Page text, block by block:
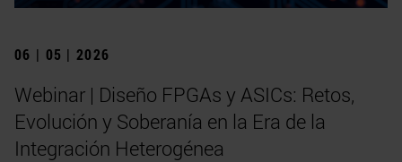
06 | 05 | 2026
Webinar | Diseño FPGAs y ASICs: Retos,
Evolución y Soberanía en la Era de la
Integración Heterogénea